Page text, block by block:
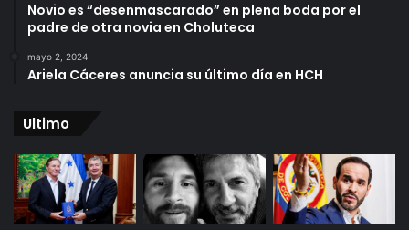
Novio es “desenmascarado” en plena boda por el
padre de otra novia en Choluteca
mayo 2, 2024
Ariela Cáceres anuncia su último día en HCH
Ultimo